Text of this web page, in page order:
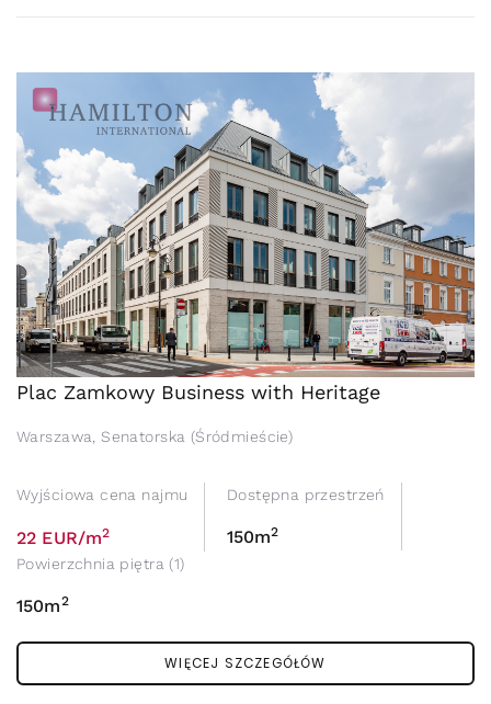
Plac Zamkowy Business with Heritage
Warszawa, Senatorska (Śródmieście)
Wyjściowa cena najmu
22 EUR/m2
Dostępna przestrzeń
150m2
Powierzchnia piętra (1)
150m2
WIĘCEJ SZCZEGÓŁÓW